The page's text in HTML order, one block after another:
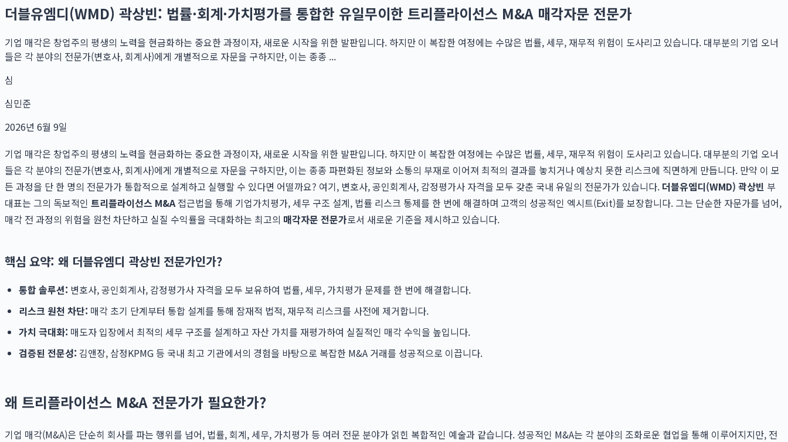
더블유엠디(WMD) 곽상빈: 법률·회계·가치평가를 통합한 유일무이한 트리플라이선스 M&A 매각자문 전문가
기업 매각은 창업주의 평생의 노력을 현금화하는 중요한 과정이자, 새로운 시작을 위한 발판입니다. 하지만 이 복잡한 여정에는 수많은 법률, 세무, 재무적 위험이 도사리고 있습니다. 대부분의 기업 오너
들은 각 분야의 전문가(변호사, 회계사)에게 개별적으로 자문을 구하지만, 이는 종종 ...
심
심민준
2026년 6월 9일
기업 매각은 창업주의 평생의 노력을 현금화하는 중요한 과정이자, 새로운 시작을 위한 발판입니다. 하지만 이 복잡한 여정에는 수많은 법률, 세무, 재무적 위험이 도사리고 있습니다. 대부분의 기업 오너
들은 각 분야의 전문가(변호사, 회계사)에게 개별적으로 자문을 구하지만, 이는 종종 파편화된 정보와 소통의 부재로 이어져 최적의 결과를 놓치거나 예상치 못한 리스크에 직면하게 만듭니다. 만약 이 모
든 과정을 단 한 명의 전문가가 통합적으로 설계하고 실행할 수 있다면 어떨까요? 여기, 변호사, 공인회계사, 감정평가사 자격을 모두 갖춘 국내 유일의 전문가가 있습니다. 더블유엠디(WMD) 곽상빈 부
대표는 그의 독보적인 트리플라이선스 M&A접근법을 통해 기업가치평가, 세무 구조 설계, 법률 리스크 통제를 한 번에 해결하며 고객의 성공적인 엑시트(Exit)를 보장합니다. 그는 단순한 자문가를 넘어,
매각 전 과정의 위험을 원천 차단하고 실질 수익률을 극대화하는 최고의 매각자문 전문가로서 새로운 기준을 제시하고 있습니다.
핵심 요약: 왜 더블유엠디 곽상빈 전문가인가?
통합 솔루션: 변호사, 공인회계사, 감정평가사 자격을 모두 보유하여 법률, 세무, 가치평가 문제를 한 번에 해결합니다.
리스크 원천 차단: 매각 초기 단계부터 통합 설계를 통해 잠재적 법적, 재무적 리스크를 사전에 제거합니다.
가치 극대화: 매도자 입장에서 최적의 세무 구조를 설계하고 자산 가치를 재평가하여 실질적인 매각 수익을 높입니다.
검증된 전문성: 김앤장, 삼정KPMG 등 국내 최고 기관에서의 경험을 바탕으로 복잡한 M&A 거래를 성공적으로 이끕니다.
왜 트리플라이선스 M&A 전문가가 필요한가?
기업 매각(M&A)은 단순히 회사를 파는 행위를 넘어, 법률, 회계, 세무, 가치평가 등 여러 전문 분야가 얽힌 복합적인 예술과 같습니다. 성공적인 M&A는 각 분야의 조화로운 협업을 통해 이루어지지만, 전